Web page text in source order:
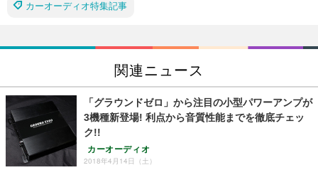
カーオーディオ特集記事
関連ニュース
「グラウンドゼロ」から注目の小型パワーアンプが
3機種新登場! 利点から音質性能までを徹底チェッ
ク!!
カーオーディオ
2018年4月14日（土）